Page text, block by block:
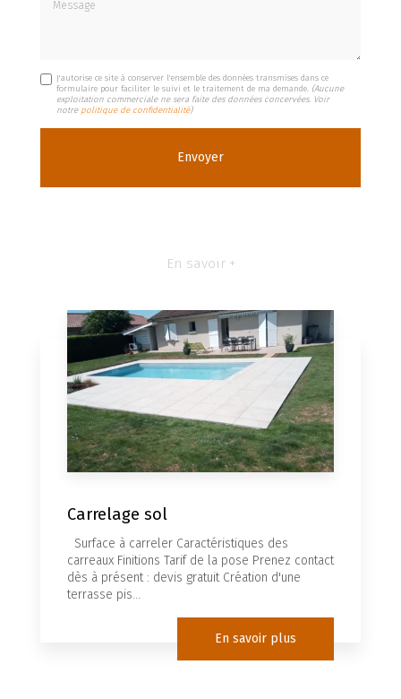
J'autorise ce site à conserver l'ensemble des données transmises dans ce
formulaire pour faciliter le suivi et le traitement de ma demande. (Aucune
exploitation commerciale ne sera faite des données concervées. Voir
notre politique de confidentialité)
En savoir +
Carrelage sol
Surface à carreler Caractéristiques des
carreaux Finitions Tarif de la pose Prenez contact
dès à présent : devis gratuit Création d'une
terrasse pis...
En savoir plus